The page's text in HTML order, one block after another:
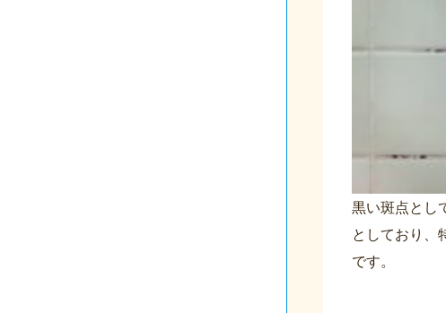
黒い斑点とし
としており、
です。